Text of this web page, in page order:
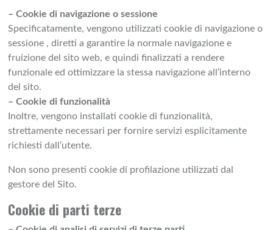
– Cookie di navigazione o sessione
Specificatamente, vengono utilizzati cookie di navigazione o
sessione , diretti a garantire la normale navigazione e
fruizione del sito web, e quindi finalizzati a rendere
funzionale ed ottimizzare la stessa navigazione all’interno
del sito.
– Cookie di funzionalità
Inoltre, vengono installati cookie di funzionalità,
strettamente necessari per fornire servizi esplicitamente
richiesti dall’utente.
Non sono presenti cookie di profilazione utilizzati dal
gestore del Sito.
Cookie di parti terze